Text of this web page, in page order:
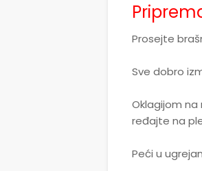
Prosejte
Sve dobro
Oklagijom
ređajte na
Peći u